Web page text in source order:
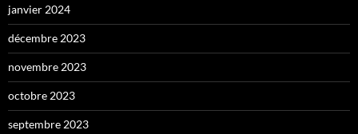
janvier 2024
décembre 2023
novembre 2023
octobre 2023
septembre 2023